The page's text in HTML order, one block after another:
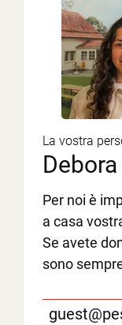
La vostra
Per noi è
a casa
Se avete
sono